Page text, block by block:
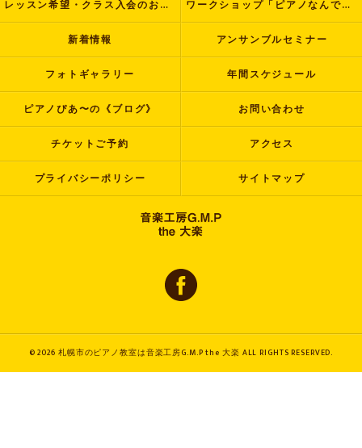
レッスン希望・クラス入会のお申し込み ワークショップ「ピアノなんでも塾」
新着情報 アンサンブルセミナー
フォトギャラリー 年間スケジュール
ピアノぴあ〜の《ブログ》 お問い合わせ
チケットご予約 アクセス
プライバシーポリシー サイトマップ
© 2026 札幌市のピアノ教室は音楽工房G.M.P the 大楽 ALL RIGHTS RESERVED.